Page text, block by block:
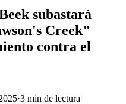
subastará
Creek"
contra el
·3 min de lectura